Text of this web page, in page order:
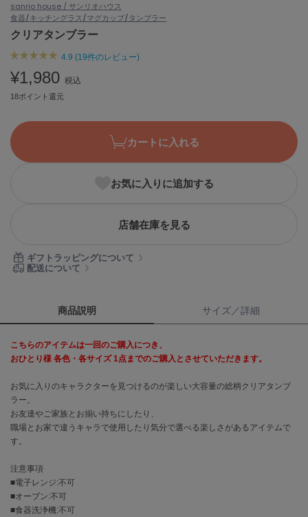
ASICS
アシックス
Ballelite
バレリット
BANDOLIER
バンドリヤー
Barbour
Calvin Klein
セルフォード
célon
セロン
Clarks Premium
CODE A
コードエー
COLE HAAN
コール ハーン
CONVERSE
コンバース
sanrio house / サンリオハウス
食器/キッチングラス/マグカップ/タンブラー
クリアタンブラー
4.9 (19件のレビュー)
¥1,980 税込
18ポイント還元
カートに入れる
お気に入りに追加する
店舗在庫を見る
ギフトラッピングについて
配送について
商品説明 サイズ／詳細
こちらのアイテムは一回のご購入につき、
おひとり様 各色・各サイズ 1点までのご購入とさせていただきます。
お気に入りのキャラクターを見つけるのが楽しい大容量の総柄クリアタンブ
ラー。
お友達やご家族とお揃い持ちにしたり、
職場とお家で違うキャラで使用したり気分で選べる楽しさがあるアイテムで
す。
注意事項
■電子レンジ:不可
■オーブン:不可
■食器洗浄機:不可